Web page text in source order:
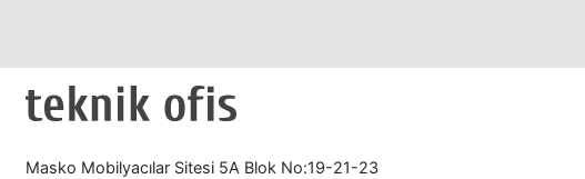
Masko Mobilyacılar Sitesi 5A Blok No:19-21-23